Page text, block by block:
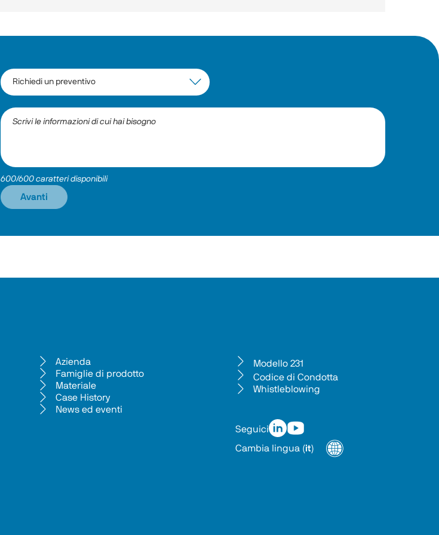
600/600 caratteri disponibili
Avanti
Azienda
Famiglie di prodotto
Materiale
Case History
News ed eventi
Modello 231
Codice di Condotta
Whistleblowing
Seguici
Cambia lingua (it)